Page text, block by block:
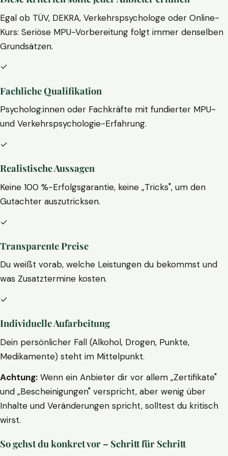
Egal ob TÜV, DEKRA, Verkehrspsychologe oder Online-
Kurs: Seriöse MPU-Vorbereitung folgt immer denselben
Grundsätzen.
✓
Fachliche Qualifikation
Psycholog:innen oder Fachkräfte mit fundierter MPU-
und Verkehrspsychologie-Erfahrung.
✓
Realistische Aussagen
Keine 100 %-Erfolgsgarantie, keine „Tricks", um den
Gutachter auszutricksen.
✓
Transparente Preise
Du weißt vorab, welche Leistungen du bekommst und
was Zusatztermine kosten.
✓
Individuelle Aufarbeitung
Dein persönlicher Fall (Alkohol, Drogen, Punkte,
Medikamente) steht im Mittelpunkt.
Achtung: Wenn ein Anbieter dir vor allem „Zertifikate"
und „Bescheinigungen" verspricht, aber wenig über
Inhalte und Veränderungen spricht, solltest du kritisch
wirst.
So gehst du konkret vor – Schritt für Schritt